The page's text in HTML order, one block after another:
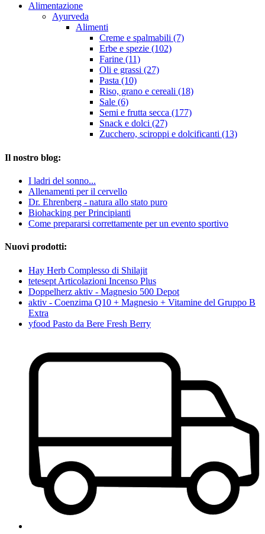
Alimentazione
Ayurveda
Alimenti
Creme e spalmabili (7)
Erbe e spezie (102)
Farine (11)
Oli e grassi (27)
Pasta (10)
Riso, grano e cereali (18)
Sale (6)
Semi e frutta secca (177)
Snack e dolci (27)
Zucchero, sciroppi e dolcificanti (13)
Il nostro blog:
I ladri del sonno...
Allenamenti per il cervello
Dr. Ehrenberg - natura allo stato puro
Biohacking per Principianti
Come prepararsi correttamente per un evento sportivo
Nuovi prodotti:
Hay Herb Complesso di Shilajit
tetesept Articolazioni Incenso Plus
Doppelherz aktiv - Magnesio 500 Depot
aktiv - Coenzima Q10 + Magnesio + Vitamine del Gruppo B
Extra
yfood Pasto da Bere Fresh Berry